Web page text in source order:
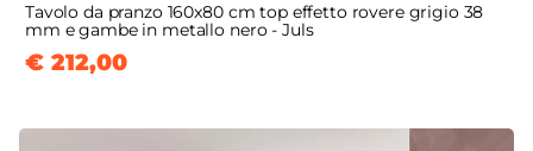
Tavolo da pranzo 160x80 cm top effetto rovere grigio 38
mm e gambe in metallo nero - Juls
€ 212,00